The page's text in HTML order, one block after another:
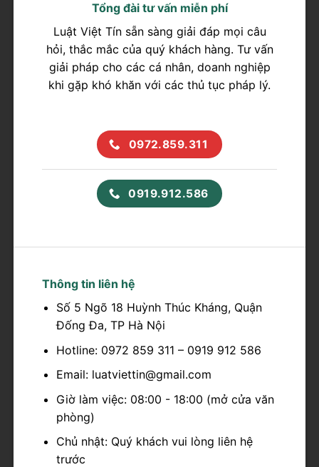
Tổng đài tư vấn miễn phí
Luật Việt Tín sẵn sàng giải đáp mọi câu
hỏi, thắc mắc của quý khách hàng. Tư vấn
giải pháp cho các cá nhân, doanh nghiệp
khi gặp khó khăn với các thủ tục pháp lý.
0972.859.311
0919.912.586
Thông tin liên hệ
Số 5 Ngõ 18 Huỳnh Thúc Kháng, Quận
Đống Đa, TP Hà Nội
Hotline: 0972 859 311 – 0919 912 586
Email: luatviettin@gmail.com
Giờ làm việc: 08:00 - 18:00 (mở cửa văn
phòng)
Chủ nhật: Quý khách vui lòng liên hệ
trước